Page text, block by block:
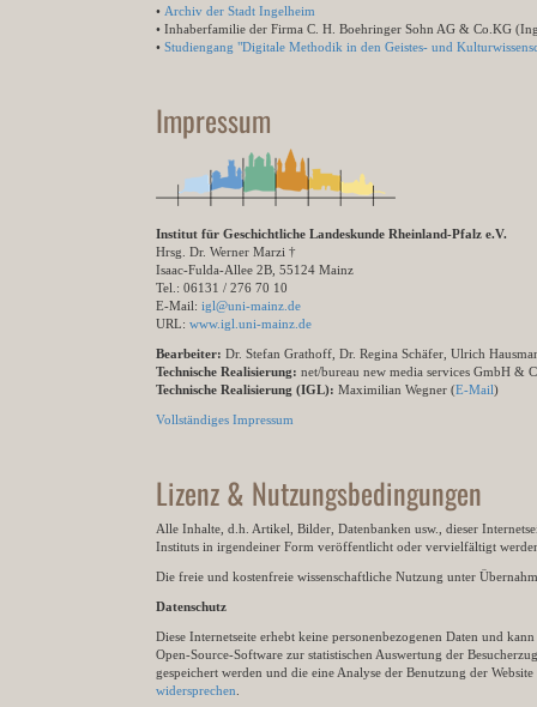
• Archiv der Stadt Ingelheim
• Inhaberfamilie der Firma C. H. Boehringer Sohn AG & Co.KG
• Studiengang "Digitale Methodik in den Geistes- und
Impressum
Institut für Geschichtliche Landeskunde Rheinland-Pfalz e.V.
Hrsg. Dr. Werner Marzi †
Isaac-Fulda-Allee 2B, 55124 Mainz
Tel.: 06131 / 276 70 10
E-Mail: igl@uni-mainz.de
URL: www.igl.uni-mainz.de
Bearbeiter: Dr. Stefan Grathoff, Dr. Regina Schäfer, Ulrich
Technische Realisierung: net/bureau new media services GmbH &
Technische Realisierung (IGL): Maximilian Wegner (E-Mail)
Vollständiges Impressum
Lizenz & Nutzungsbedingungen
Alle Inhalte, d.h. Artikel, Bilder, Datenbanken usw., dieser
Instituts in irgendeiner Form veröffentlicht oder vervielfältigt
Die freie und kostenfreie wissenschaftliche Nutzung unter
Datenschutz
Diese Internetseite erhebt keine personenbezogenen Daten und
Open-Source-Software zur statistischen Auswertung der
gespeichert werden und die eine Analyse der Benutzung der
widersprechen